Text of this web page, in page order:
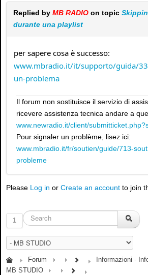
Replied by MB RADIO on topic
durante una playlist
per sapere cosa è successo:
www.mbradio.it/it/supporto/guida/
un-problema
Il forum non sostituisce il servizio di
ricevere assistenza tecnica andare a
www.newradio.it/client/
Pour signaler un problème, lisez ici:
www.mbradio.it/fr/soutien/guide/713-
probleme
Please Log in or Create an account to join
1
Forum
Informazioni -
MB STUDIO